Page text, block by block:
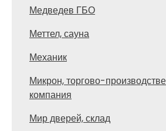
Медведев ГБО
Меттел, сауна
Механик
Микрон, торгово-
компания
Мир дверей, склад